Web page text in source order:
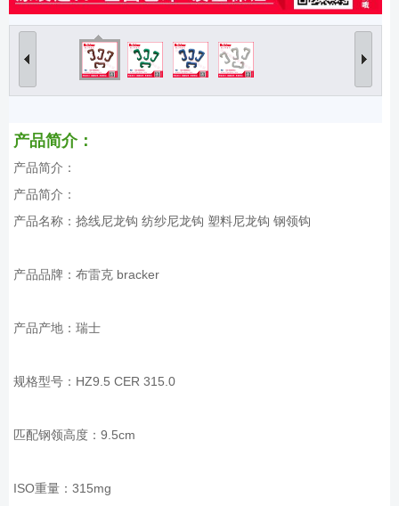
产品简介：
产品简介：
产品简介：
产品名称：捻线尼龙钩 纺纱尼龙钩 塑料尼龙钩 钢领钩
产品品牌：布雷克 bracker
产品产地：瑞士
规格型号：HZ9.5 CER 315.0
匹配钢领高度：9.5cm
ISO重量：315mg